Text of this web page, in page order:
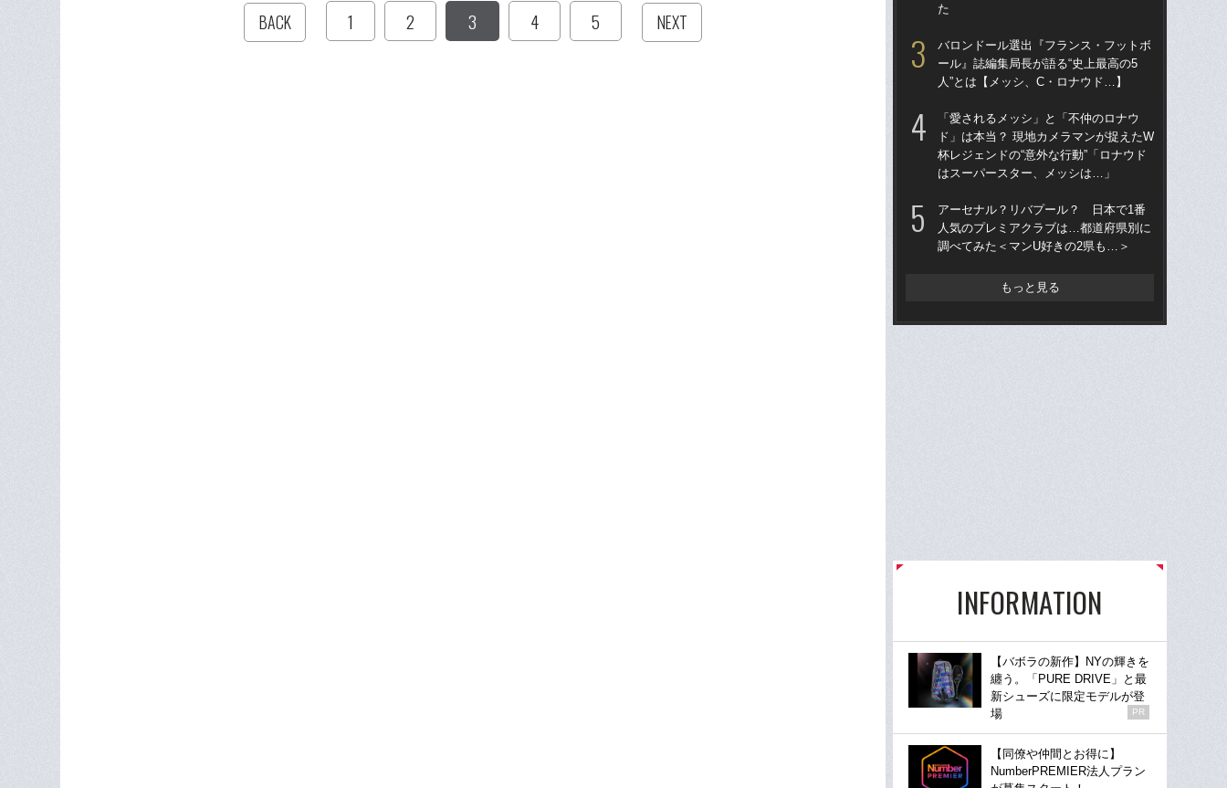
BACK 1 2 3 4 5 NEXT
た
バロンドール選出『フランス・フットボ
ール』誌編集局長が語る“史上最高の5
人”とは【メッシ、C・ロナウド…】
「愛されるメッシ」と「不仲のロナウ
ド」は本当？ 現地カメラマンが捉えたW
杯レジェンドの“意外な行動”「ロナウド
はスーパースター、メッシは…」
アーセナル？リバプール？ 日本で1番
人気のプレミアクラブは…都道府県別に
調べてみた＜マンU好きの2県も…＞
もっと見る
INFORMATION
【バボラの新作】NYの輝きを
纏う。「PURE DRIVE」と最
新シューズに限定モデルが登
場
PR
【同僚や仲間とお得に】
NumberPREMIER法人プラン